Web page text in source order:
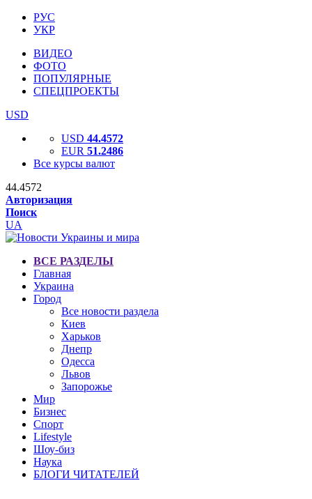
РУС
УКР
ВИДЕО
ФОТО
ПОПУЛЯРНЫЕ
СПЕЦПРОЕКТЫ
USD
USD 44.4572
EUR 51.2486
Все курсы валют
44.4572
Авторизация
Поиск
UA
ВСЕ РАЗДЕЛЫ
Главная
Украина
Город
Все новости раздела
Киев
Харьков
Днепр
Одесса
Львов
Запорожье
Мир
Бизнес
Спорт
Lifestyle
Шоу-биз
Наука
БЛОГИ ЧИТАТЕЛЕЙ